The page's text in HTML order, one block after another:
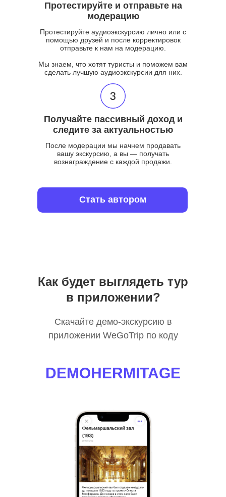
Стать автором
Протестируйте и отправьте на
модерацию
Протестируйте аудиоэкскурсию лично или с
помощью друзей и после корректировок
отправьте к нам на модерацию.
Мы знаем, что хотят туристы и поможем вам
сделать лучшую аудиоэкскурсии для них.
Получайте пассивный доход и
следите за актуальностью
После модерации мы начнем продавать
вашу экскурсию, а вы — получать
вознаграждение с каждой продажи.
Скачайте демо-экскурсию в
приложении WeGoTrip по коду
Как будет выглядеть тур
в приложении?
DEMOHERMITAGE